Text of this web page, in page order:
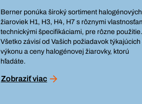
Berner ponúka široký sortiment halogénových
žiaroviek H1, H3, H4, H7 s rôznymi
technickými špecifikáciami, pre rôzne použitie.
Všetko závisí od Vašich požiadavok týkajúcich
výkonu a ceny halogénovej žiarovky, ktorú
hľadáte.
Zobraziť viac